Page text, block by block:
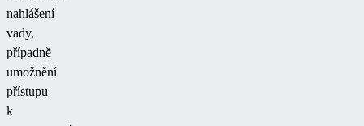
nahlášení
vady,
případně
umožnění
přístupu
k